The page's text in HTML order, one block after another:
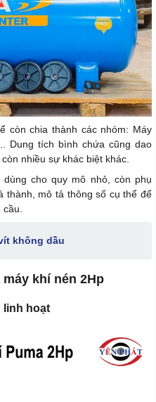
còn chia thành các nhóm: Máy
Dung tích bình chứa cũng dao
nhiều sự khác biệt khác.
cho quy mô nhỏ, còn phụ
thành, mô tả thông số cụ thể để
không dầu
khí nén 2Hp
linh hoạt